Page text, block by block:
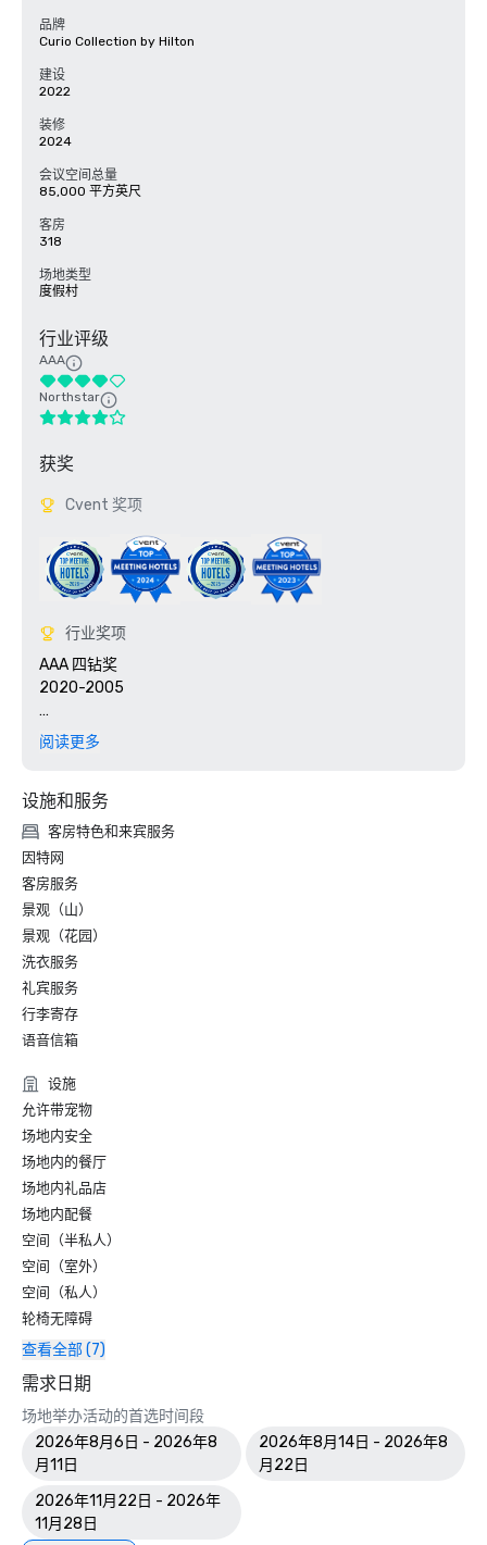
品牌
Curio Collection by Hilton
建设
2022
装修
2024
会议空间总量
85,000 平方英尺
客房
318
场地类型
度假村
行业评级
AAA
Northstar
获奖
Cvent 奖项
行业奖项
AAA 四钻奖
2020-2005
Pinnacle Award
《成功会议》杂志
入选酒店业青铜圈
金钥匙奖
2012、2011、2010、2008、2007、2006、2004
2003-1980
《会议与会议》杂志
金钥匙 “名人堂” 会员
阅读更多
设施和服务
客房特色和来宾服务
因特网
客房服务
景观（山）
景观（花园）
洗衣服务
礼宾服务
行李寄存
语音信箱
设施
允许带宠物
场地内安全
场地内的餐厅
场地内礼品店
场地内配餐
空间（半私人）
空间（室外）
空间（私人）
轮椅无障碍
查看全部 (7)
需求日期
场地举办活动的首选时间段
2026年8月6日 - 2026年8
月11日
2026年8月14日 - 2026年8
月22日
2026年11月22日 - 2026年
11月28日